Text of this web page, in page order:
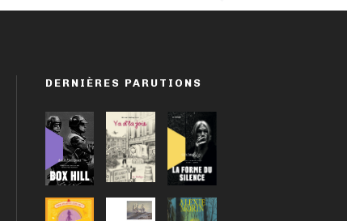
DERNIÈRES PARUTIONS